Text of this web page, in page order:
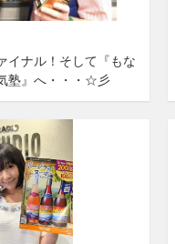
イナル！そして『もな
塾』へ・・・☆彡